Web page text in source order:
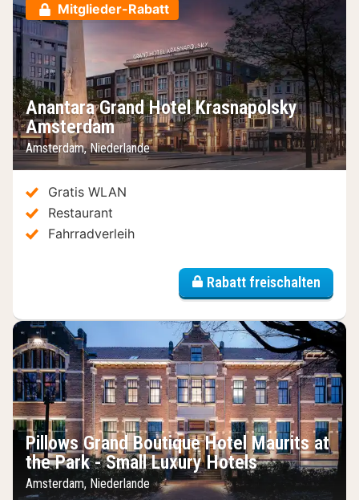
Mitglieder-Rabatt
Anantara Grand Hotel Krasnapolsky
Amsterdam
Amsterdam, Niederlande
Gratis WLAN
Restaurant
Fahrradverleih
Rabatt freischalten
Pillows Grand Boutique Hotel Maurits at
the Park - Small Luxury Hotels
Amsterdam, Niederlande